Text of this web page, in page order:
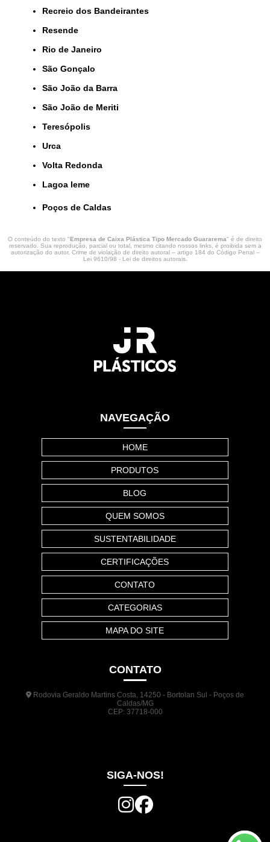
Recreio dos Bandeirantes
Resende
Rio de Janeiro
São Gonçalo
São João da Barra
São João de Meriti
Teresópolis
Urca
Volta Redonda
lagoa leme
Poços de Caldas
O conteúdo do texto "Empresa de Caixa Plástica Tipo Mercado Guararema" é de direito
reservado. Sua reprodução, parcial ou total, mesmo citando nossos links, é proibida sem a
autorização do autor. Crime de violação de direito autoral – artigo 184 do Código Penal –
Lei 9610/98 - Lei de direitos autorais.
NAVEGAÇÃO
HOME
PRODUTOS
BLOG
QUEM SOMOS
SUSTENTABILIDADE
CERTIFICAÇÕES
CONTATO
CATEGORIAS
MAPA DO SITE
CONTATO
Rodovia Geraldo Martins Costa, 14250 - Bortolan Sul - Poços de
Caldas/MG
CEP: 37718-000
SIGA-NOS!